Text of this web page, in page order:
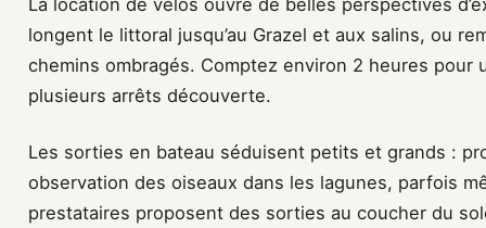
La location de vélos ouvre de belles perspectives
longent le littoral jusqu’au Grazel et aux salins, ou
chemins ombragés. Comptez environ 2 heures pour
plusieurs arrêts découverte.
Les sorties en bateau séduisent petits et grands :
observation des oiseaux dans les lagunes, parfois
prestataires proposent des sorties au coucher du